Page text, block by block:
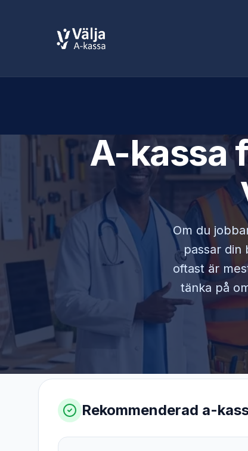
A-kassa
Om du
passar din
oftast är
tänka på
Rekommenderad a-